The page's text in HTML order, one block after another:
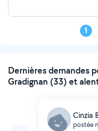
1
Dernières demandes
Gradignan (33) et
Cinzia
postée